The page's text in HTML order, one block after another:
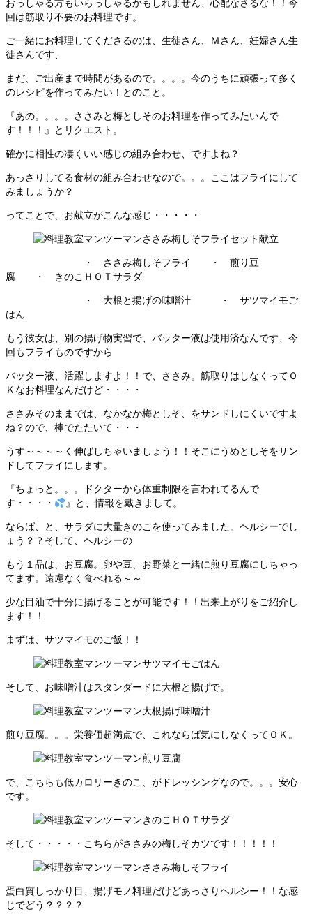
回は筋取り不要のお料理です。
ご一緒にお料理してくださるのは、生徒さん、Ｍさん、妊婦さん生
徒さんです、
まだ、ご出産まで時間があるので。。。。今のうちに頑張って多く
のレシピを作ってみたい！とのこと。
『あの。。。。ささみと梅としそのお料理を作ってみたいんで
す！！！』とリクエスト。
確かに相性の凄くいい感じの組み合わせ、ですよね？
あっさりしてる食材の組み合わせなので。。。ここはフライにして
みましょうか？
ってことで、お献立がこんな感じ・・・・・
・ ささみ梅しそフライ ・ 煎り豆
腐 ・ きのこＨＯＴサラダ
・ 大根と揚げの味噌汁 ・ サツマイモご
はん
もう彼女は、別の揚げ物実習で、バッター液は使用済なんです、今
回もフライものですから
バッター液、活躍しますよ！！で、ささみ。筋取りはしなくってＯ
Ｋなお料理なんだけど・・・・
ささみそのままでは、なかなか梅としそ、をサンドしにくいですよ
ね？ので、棒でたたいて・・・
うす～～～～く伸ばしちゃいましょう！！そこにうめとしそをサン
ドしてフライにします。
『ちょっと。。。ドクターから体重制限を言われてるんで
す・・・・
』と、情報を戴きまして。
ならば、と、サラダに大量きのこを使ってみました。ヘルシーでし
ょう？？そして、ヘルシーの
もう１品は、お豆腐。卵や豆、お野菜と一緒に煎り豆腐にしちゃっ
てます。遠慮なく食べれる～～
少な目油で十分に揚げることが可能です！！出来上がりをご紹介し
ます！！
まずは、サツマイモのご飯！！
そして、お味噌汁はスタンダードに大根と揚げで。
煎り豆腐。。。栄養価超満点で、これならば気にしなくってＯＫ。
で、こちらも低カロリーきのこ、がドレッシングなので。。。安心
です。
そして・・・・・こちらがささみの梅しそカツです！！！！！
蛋白質しっかり目、揚げモノ料理だけどあっさりヘルシー！！な感
じでどう？？？？